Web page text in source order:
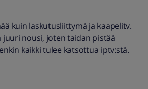
kuin laskutusliittymä ja kaapelitv.
juuri nousi, joten taidan pistää
kaikki tulee katsottua iptv:stä.